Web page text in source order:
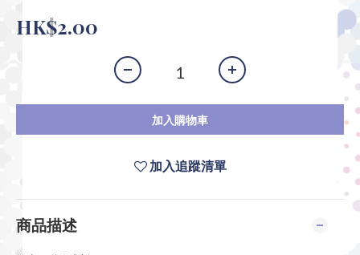
HK$2.00
加入購物車
加入追蹤清單
商品描述